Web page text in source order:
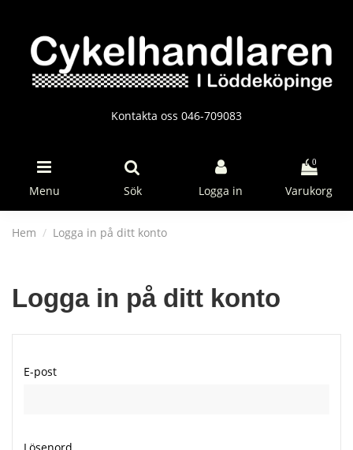
Kontakta oss 046-709083
Menu Sök Logga in
0
Varukorg
Hem Logga in på ditt konto
Logga in på ditt konto
E-post